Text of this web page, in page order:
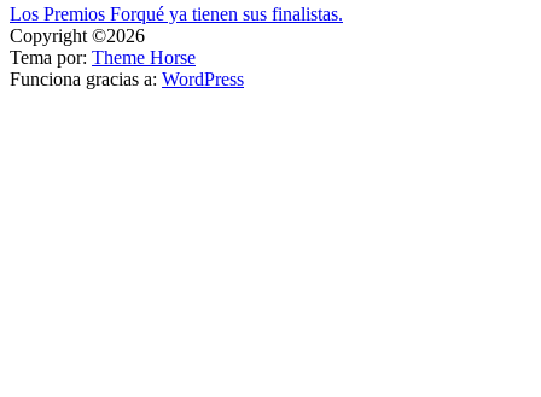
Navegación
de
entradas
Los Premios Forqué ya tienen sus finalistas.
Copyright ©2026
Tema por: Theme Horse
Funciona gracias a: WordPress